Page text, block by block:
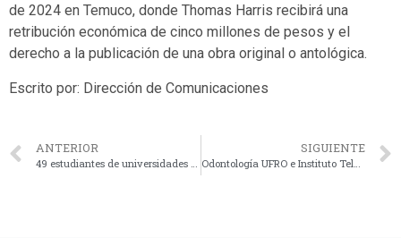
de 2024 en Temuco, donde Thomas Harris recibirá una
retribución económica de cinco millones de pesos y el
derecho a la publicación de una obra original o antológica.
Escrito por: Dirección de Comunicaciones
ANTERIOR SIGUIENTE